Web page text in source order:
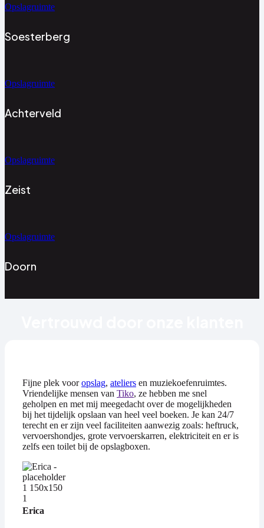
Opslagruimte
Soesterberg
Opslagruimte
Achterveld
Opslagruimte
Zeist
Opslagruimte
Doorn
Fijne plek vooropslag, ateliers en muziekoefenruimtes.
Vriendelijke mensen van Tiko, ze hebben me snel
geholpen en met mij meegedacht over de mogelijkheden
bij het tijdelijk opslaan van heel veel boeken. Je kan 24/7
terecht en er zijn veel faciliteiten aanwezig zoals: heftruck,
vervoershondjes, grote vervoerskarren, elektriciteit en er is
zelfs een toilet bij de opslagboxen.
Erica